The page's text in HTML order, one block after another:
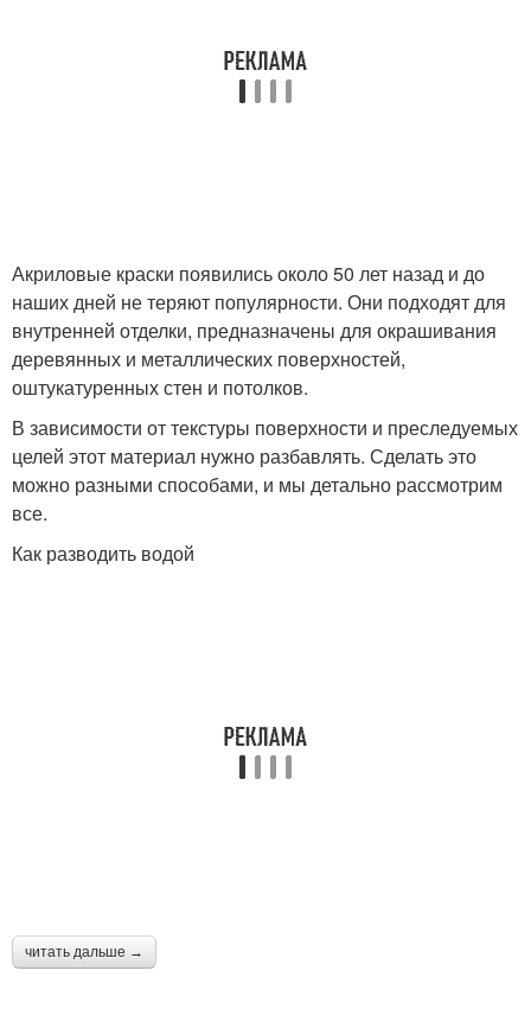
Водно-дисперсионная
Акриловые краски появились около 50 лет назад и до
наших дней не теряют популярности. Они подходят для
внутренней отделки, предназначены для окрашивания
деревянных и металлических поверхностей,
оштукатуренных стен и потолков.
В зависимости от текстуры поверхности и преследуемых
целей этот материал нужно разбавлять. Сделать это
можно разными способами, и мы детально рассмотрим
все.
Как разводить водой
читать дальше →